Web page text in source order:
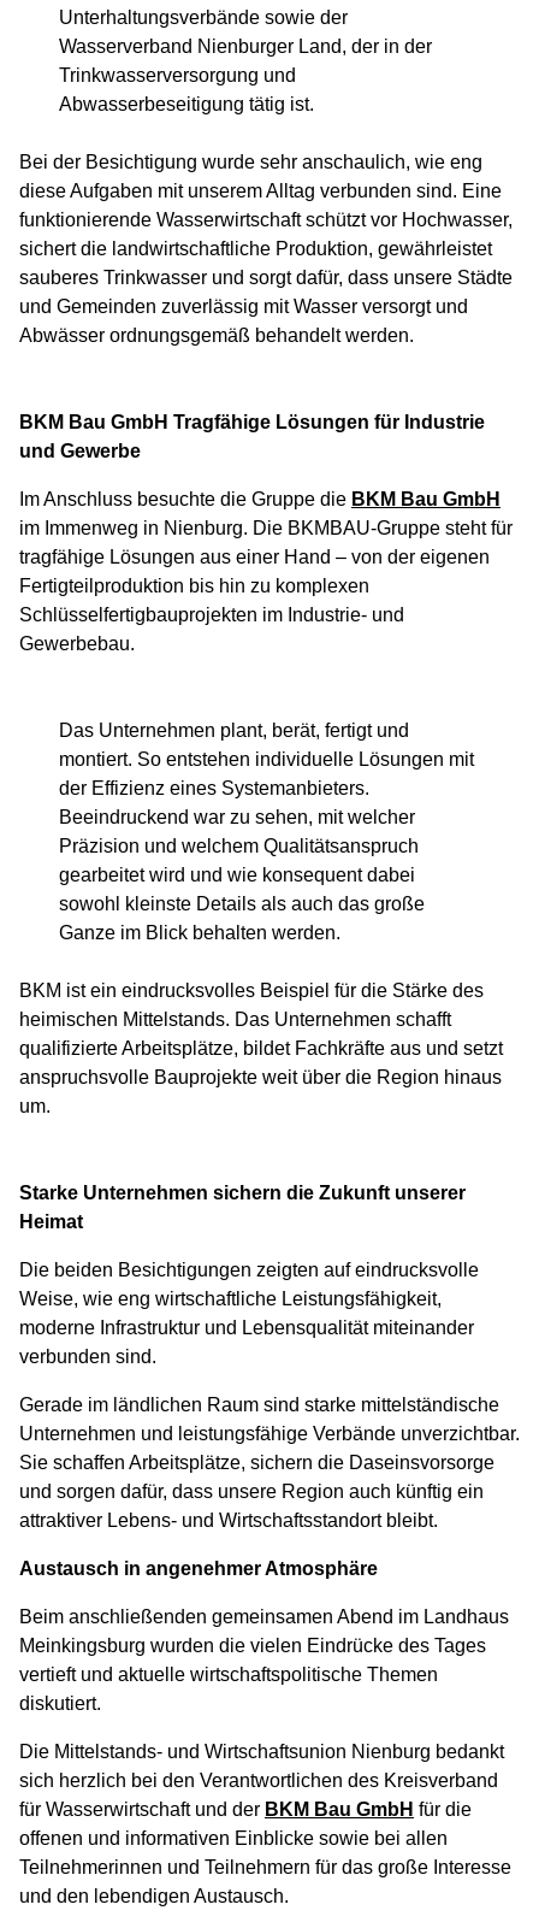
Unterhaltungsverbände sowie der
Wasserverband Nienburger Land, der in der
Trinkwasserversorgung und
Abwasserbeseitigung tätig ist.
Bei der Besichtigung wurde sehr anschaulich, wie eng
diese Aufgaben mit unserem Alltag verbunden sind. Eine
funktionierende Wasserwirtschaft schützt vor Hochwasser,
sichert die landwirtschaftliche Produktion, gewährleistet
sauberes Trinkwasser und sorgt dafür, dass unsere Städte
und Gemeinden zuverlässig mit Wasser versorgt und
Abwässer ordnungsgemäß behandelt werden.
BKM Bau GmbH Tragfähige Lösungen für Industrie
und Gewerbe
Im Anschluss besuchte die Gruppe die BKM Bau GmbH
im Immenweg in Nienburg. Die BKMBAU-Gruppe steht für
tragfähige Lösungen aus einer Hand – von der eigenen
Fertigteilproduktion bis hin zu komplexen
Schlüsselfertigbauprojekten im Industrie- und
Gewerbebau.
Das Unternehmen plant, berät, fertigt und
montiert. So entstehen individuelle Lösungen mit
der Effizienz eines Systemanbieters.
Beeindruckend war zu sehen, mit welcher
Präzision und welchem Qualitätsanspruch
gearbeitet wird und wie konsequent dabei
sowohl kleinste Details als auch das große
Ganze im Blick behalten werden.
BKM ist ein eindrucksvolles Beispiel für die Stärke des
heimischen Mittelstands. Das Unternehmen schafft
qualifizierte Arbeitsplätze, bildet Fachkräfte aus und setzt
anspruchsvolle Bauprojekte weit über die Region hinaus
um.
Starke Unternehmen sichern die Zukunft unserer
Heimat
Die beiden Besichtigungen zeigten auf eindrucksvolle
Weise, wie eng wirtschaftliche Leistungsfähigkeit,
moderne Infrastruktur und Lebensqualität miteinander
verbunden sind.
Gerade im ländlichen Raum sind starke mittelständische
Unternehmen und leistungsfähige Verbände unverzichtbar.
Sie schaffen Arbeitsplätze, sichern die Daseinsvorsorge
und sorgen dafür, dass unsere Region auch künftig ein
attraktiver Lebens- und Wirtschaftsstandort bleibt.
Austausch in angenehmer Atmosphäre
Beim anschließenden gemeinsamen Abend im Landhaus
Meinkingsburg wurden die vielen Eindrücke des Tages
vertieft und aktuelle wirtschaftspolitische Themen
diskutiert.
Die Mittelstands- und Wirtschaftsunion Nienburg bedankt
sich herzlich bei den Verantwortlichen des Kreisverband
für Wasserwirtschaft und der BKM Bau GmbH für die
offenen und informativen Einblicke sowie bei allen
Teilnehmerinnen und Teilnehmern für das große Interesse
und den lebendigen Austausch.